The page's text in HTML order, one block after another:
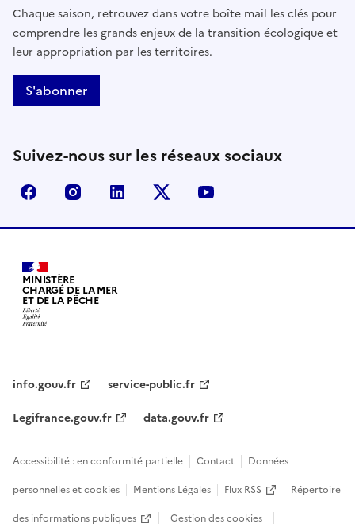
Chaque saison, retrouvez dans votre boîte mail les clés pour
comprendre les grands enjeux de la transition écologique et
leur appropriation par les territoires.
S'abonner
Suivez-nous sur les réseaux sociaux
facebook - Ministère de la Transition écologique,
instagram - Ministère de la Transition
linkedin - Ministère de la
x (anciennement twitter) -
MINISTÈRE
CHARGÉ DE LA MER
ET DE LA PÊCHE
info.gouv.fr
service-public.fr
Legifrance.gouv.fr
data.gouv.fr
Accessibilité : en conformité partielle Contact
Données
personnelles et cookies
Mentions Légales Flux RSS
Répertoire
des informations publiques
Gestion des cookies